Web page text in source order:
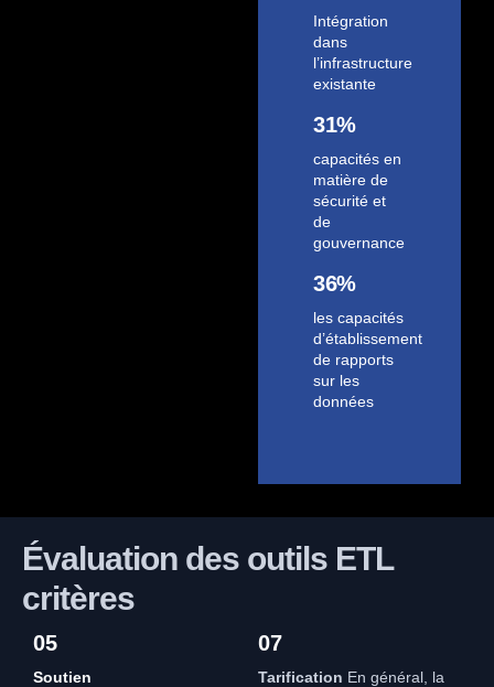
Intégration
dans
l’infrastructure
existante
31%
capacités en
matière de
sécurité et
de
gouvernance
36%
les capacités
d’établissement
de rapports
sur les
données
Évaluation des outils ETL
critères
05
Soutien
07
Tarification En général, la